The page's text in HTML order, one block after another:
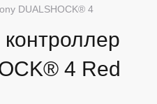
DUALSHOCK® 4
4 Red